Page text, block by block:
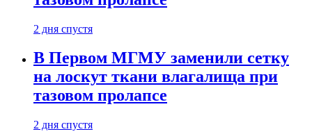
2 дня спустя
В Первом МГМУ заменили сетку
на лоскут ткани влагалища при
тазовом пролапсе
2 дня спустя